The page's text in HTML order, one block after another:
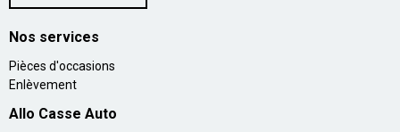
Nos services
Pièces d'occasions
Enlèvement
Allo Casse Auto